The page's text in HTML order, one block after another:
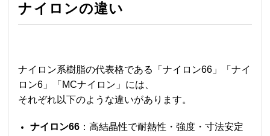
ナイロンの違い
ナイロン系樹脂の代表格である「ナイロン66 」「ナイ
ロン6」「MCナイロン」には、
それぞれ以下のような違いがあります。
ナイロン66 ：高結晶性で耐熱性・強度・寸法安定